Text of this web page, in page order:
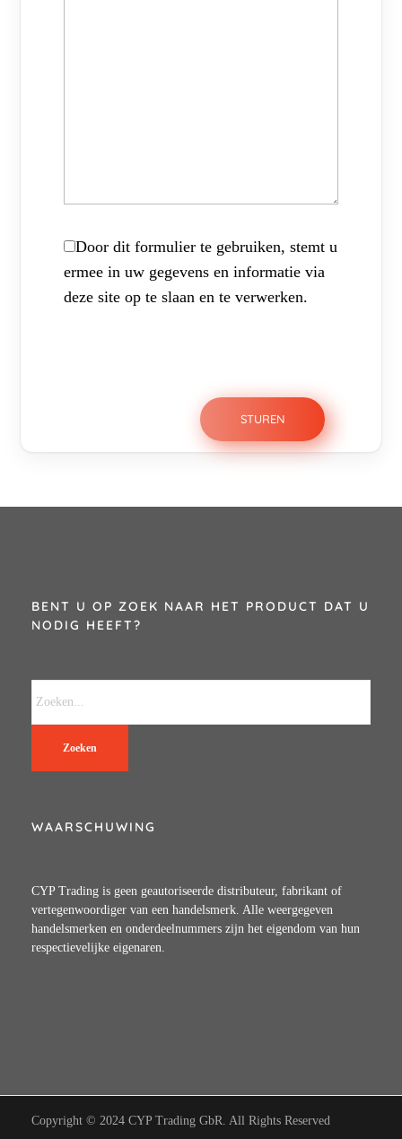
Door dit formulier te gebruiken, stemt u
ermee in uw gegevens en informatie via
deze site op te slaan en te verwerken.
BENT U OP ZOEK NAAR HET PRODUCT DAT U
NODIG HEEFT?
Zoeken
WAARSCHUWING
CYP Trading is geen geautoriseerde distributeur, fabrikant of
vertegenwoordiger van een handelsmerk. Alle weergegeven
handelsmerken en onderdeelnummers zijn het eigendom van hun
respectievelijke eigenaren.
Copyright © 2024 CYP Trading GbR. All Rights Reserved